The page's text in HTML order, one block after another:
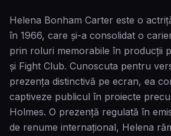
Helena Bonham Carter este o
în 1966, care și-a consolidat o
prin roluri memorabile în producții
și Fight Club. Cunoscuta pentru
prezența distinctivă pe ecran, ea
captiveze publicul în proiecte
Holmes. O prezență regulată în
de renume internațional, Helena